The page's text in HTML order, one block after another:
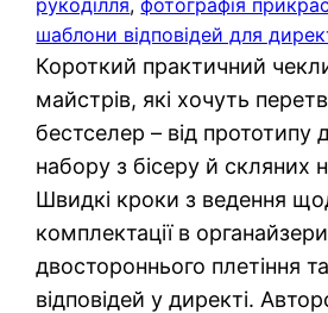
шаблони відповідей для
Короткий практичний
майстрів, які хочуть
бестселер – від прототипу
набору з бісеру й скляних
Швидкі кроки з ведення
комплектації в
двостороннього плетіння
відповідей у директі.